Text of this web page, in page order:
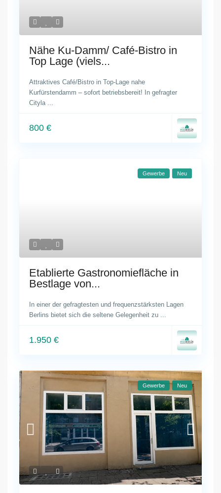
Nähe Ku-Damm/ Café-Bistro in
Top Lage (viels...
Attraktives Café/Bistro in Top-Lage nahe
Kurfürstendamm – sofort betriebsbereit! In gefragter
Cityla ...
800 €
Gewerbe Neu
Etablierte Gastronomiefläche in
Bestlage von...
In einer der gefragtesten und frequenzstärksten Lagen
Berlins bietet sich die seltene Gelegenheit zu ...
1.950 €
Gewerbe Neu